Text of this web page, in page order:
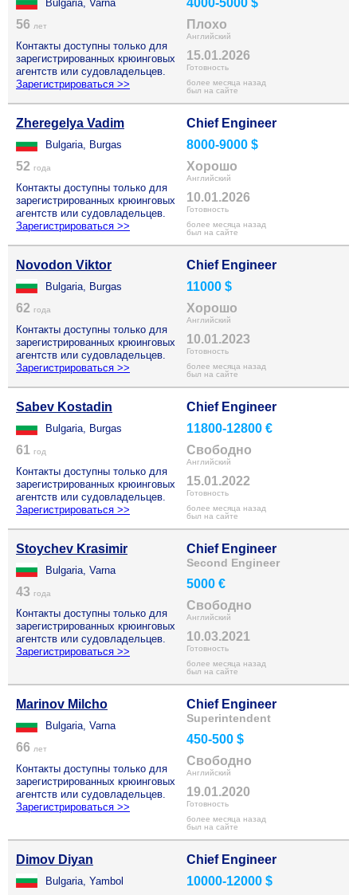
Bulgaria, Varna
56 лет
Контакты доступны только для
зарегистрированных крюинговых
агентств или судовладельцев.
Зарегистрироваться >>
4000-5000 $
Плохо
Английский
15.01.2026
Готовность
более месяца назад
был на сайте
Zheregelya Vadim
Bulgaria, Burgas
52 года
Контакты доступны только для
зарегистрированных крюинговых
агентств или судовладельцев.
Зарегистрироваться >>
Chief Engineer
8000-9000 $
Хорошо
Английский
10.01.2026
Готовность
более месяца назад
был на сайте
Novodon Viktor
Bulgaria, Burgas
62 года
Контакты доступны только для
зарегистрированных крюинговых
агентств или судовладельцев.
Зарегистрироваться >>
Chief Engineer
11000 $
Хорошо
Английский
10.01.2023
Готовность
более месяца назад
был на сайте
Sabev Kostadin
Bulgaria, Burgas
61 год
Контакты доступны только для
зарегистрированных крюинговых
агентств или судовладельцев.
Зарегистрироваться >>
Chief Engineer
11800-12800 €
Свободно
Английский
15.01.2022
Готовность
более месяца назад
был на сайте
Stoychev Krasimir
Bulgaria, Varna
43 года
Контакты доступны только для
зарегистрированных крюинговых
агентств или судовладельцев.
Зарегистрироваться >>
Chief Engineer
Second Engineer
5000 €
Свободно
Английский
10.03.2021
Готовность
более месяца назад
был на сайте
Marinov Milcho
Bulgaria, Varna
66 лет
Контакты доступны только для
зарегистрированных крюинговых
агентств или судовладельцев.
Зарегистрироваться >>
Chief Engineer
Superintendent
450-500 $
Свободно
Английский
19.01.2020
Готовность
более месяца назад
был на сайте
Dimov Diyan
Bulgaria, Yambol
Chief Engineer
10000-12000 $